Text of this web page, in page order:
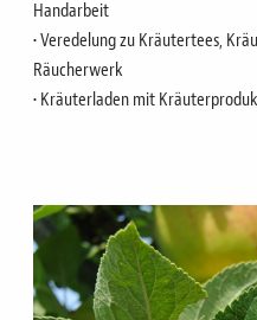
Handarbeit
• Veredelung zu Kräutertees,
Räucherwerk
• Kräuterladen mit
Bild
Bild